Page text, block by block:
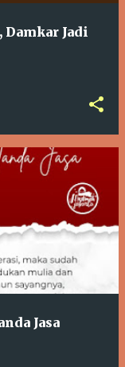
Jadi
Jasa